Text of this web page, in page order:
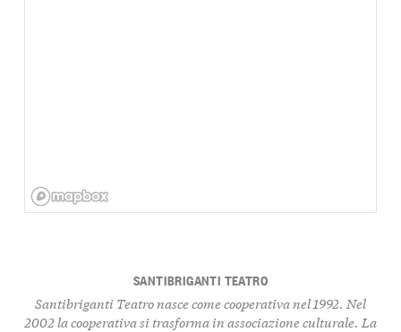
SANTIBRIGANTI TEATRO
Santibriganti Teatro nasce come cooperativa nel 1992. Nel
2002 la cooperativa si trasforma in associazione culturale. La